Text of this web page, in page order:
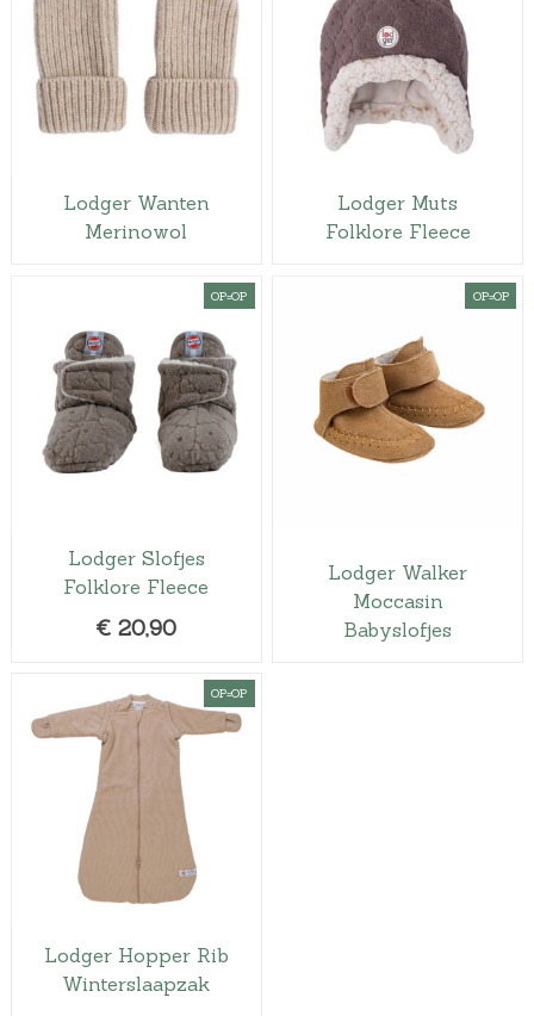
Lodger Wanten
Merinowol
Lodger Muts
Folklore Fleece
OP=OP
Lodger Slofjes
Folklore Fleece
€ 20,90
OP=OP
Lodger Walker
Moccasin
Babyslofjes
OP=OP
Lodger Hopper Rib
Winterslaapzak